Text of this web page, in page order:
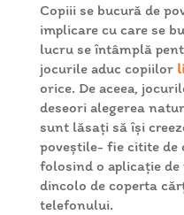
Copiii se bucură de
implicare cu care se
lucru se întâmplă
jocurile aduc copiilor
orice. De aceea,
deseori alegerea
sunt lăsați să își
poveștile- fie citite de
folosind o aplicație
dincolo de coperta
telefonului.